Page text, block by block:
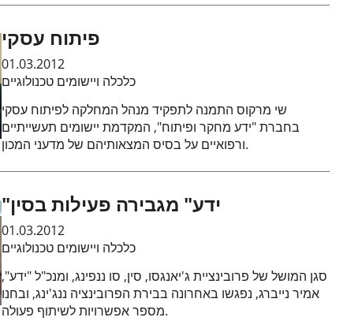
פיתוח עסקי
01.03.2012
כלכלה ויישומים טכנולוגיים
שי מרקוס התמנה לתפקיד מנהל המחלקה לפיתוח עסקי
בחברת "ידע מחקר ופיתוח", המקדמת יישומים תעשייתיים
ורפואיים על בסיס המצאותיהם של מדעני המכון.
"ידע" מגבירה פעילות בסין
01.03.2012
כלכלה ויישומים טכנולוגיים
סגן המושל של פרובינציית ג'יאנגסו, סין, סו ננפינג, ומנכ"ל "ידע",
אמיר נייברג, נפגשו באחרונה בבירת הפרובינציה ננג'ינג, ובחנו
מספר אפשרויות לשיתוף פעולה.